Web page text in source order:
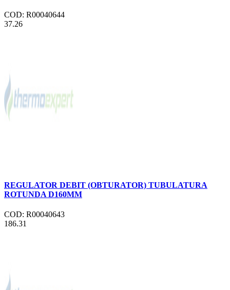
COD: R00040644
37.26
REGULATOR DEBIT (OBTURATOR) TUBULATURA
ROTUNDA D160MM
COD: R00040643
186.31